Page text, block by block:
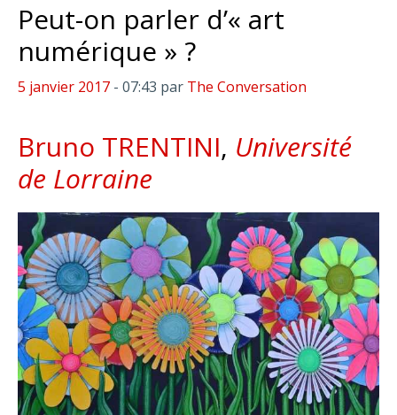
Peut-on parler d’« art
numérique » ?
5 janvier 2017 - 07:43 par The Conversation
Bruno TRENTINI, Université
de Lorraine